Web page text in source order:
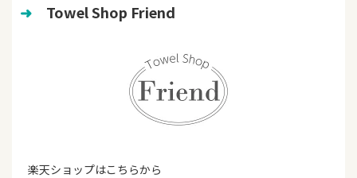
➜ Towel Shop Friend
楽天ショップはこちらから